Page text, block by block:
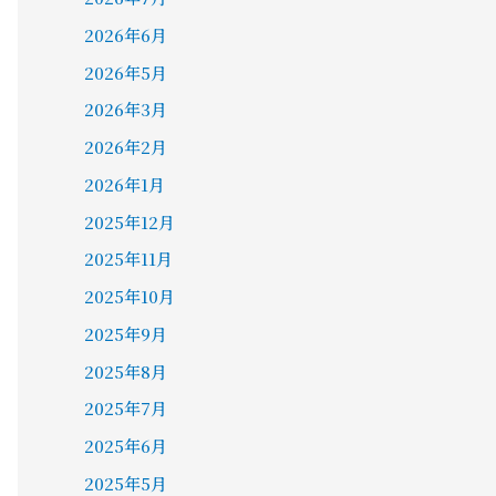
2026年6月
2026年5月
2026年3月
2026年2月
2026年1月
2025年12月
2025年11月
2025年10月
2025年9月
2025年8月
2025年7月
2025年6月
2025年5月